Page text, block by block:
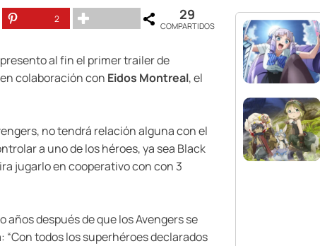
2 29
COMPARTIDOS
al fin el primer trailer de
en colaboración con Eidos Montreal, el
no tendrá relación alguna con el
a uno de los héroes, ya sea Black
jugarlo en cooperativo con con 3
después de que los Avengers se
todos los superhéroes declarados